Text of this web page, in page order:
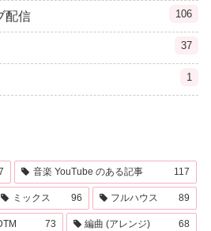
配信 106
37
1
音楽 YouTube のある記事 117
ミックス 96 フルハウス 89
73 編曲 (アレンジ) 68